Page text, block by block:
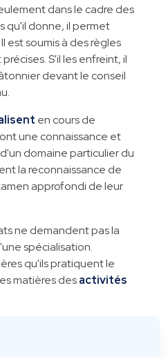
dans le cadre des
qu'il donne, il permet
est soumis à des règles
S'il les enfreint, il
devant le conseil
en cours de
une connaissance et
domaine particulier du
la reconnaissance de
approfondi de leur
ne demandent pas la
spécialisation.
qu'ils pratiquent le
matières desactivités